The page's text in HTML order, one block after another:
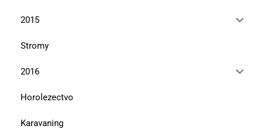
2015
Stromy
2016
Horolezectvo
Karavaning